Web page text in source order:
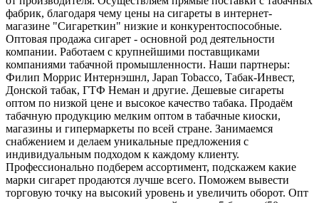
фабрик, благодаря чему цены на сигареты в интернет-
магазине "Сигареткин" низкие и конкурентоспособные.
Оптовая продажа сигарет - основной род деятельности
компании. Работаем с крупнейшими поставщиками
компаниями табачной промышленности. Наши партнеры:
Филип Моррис Интернэшнл, Japan Tobacco, Табак-Инвест,
Донской табак, ГТФ Неман и другие. Дешевые сигареты
оптом по низкой цене и высокое качество табака. Продаём
табачную продукцию мелким оптом в табачные киоски,
магазины и гипермаркеты по всей стране. Занимаемся
снабжением и делаем уникальные предложения с
индивидуальным подходом к каждому клиенту.
Профессионально подберем ассортимент, подскажем какие
марки сигарет продаются лучше всего. Поможем вывести
торговую точку на высокий уровень и увеличить оборот. Опт